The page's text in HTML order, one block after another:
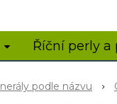
Říční perly a
podle názvu